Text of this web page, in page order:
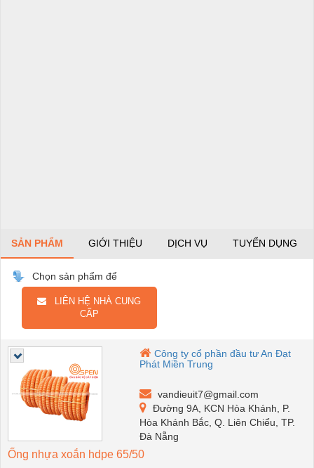
SẢN PHẨM GIỚI THIỆU DỊCH VỤ TUYỂN DỤNG
Chọn sản phẩm để
LIÊN HỆ NHÀ CUNG
CẤP
Công ty cổ phần đầu tư An Đạt
Phát Miền Trung
vandieuit7@gmail.com
Đường 9A, KCN Hòa Khánh, P.
Hòa Khánh Bắc, Q. Liên Chiểu, TP.
Đà Nẵng
Ống nhựa xoắn hdpe 65/50